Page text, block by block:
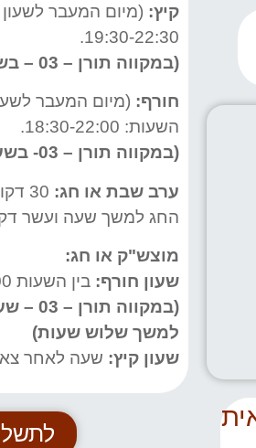
קיץ: (מיום המעבר
19:30-22:30.
(במקווה תורן – 03 – בשעות 20:00-23:00).
חורף: (מיום המעבר
השעות: 18:30-22:00.
(במקווה תורן – 03- בשעות 17:30-21:00).
ערב שבת או חג:
30
החג למשך שעה ועשר
מוצש"ק או חג:
שעון חורף: בין השעות 22:00-19:00 .
למשך שלוש שעות)
שעון קיץ: שעה לאחר